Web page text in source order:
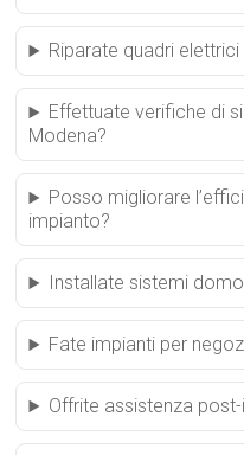
Riparate quadri elettrici
Effettuate verifiche di
Modena?
Posso migliorare
impianto?
Installate sistemi
Fate impianti per
Offrite assistenza